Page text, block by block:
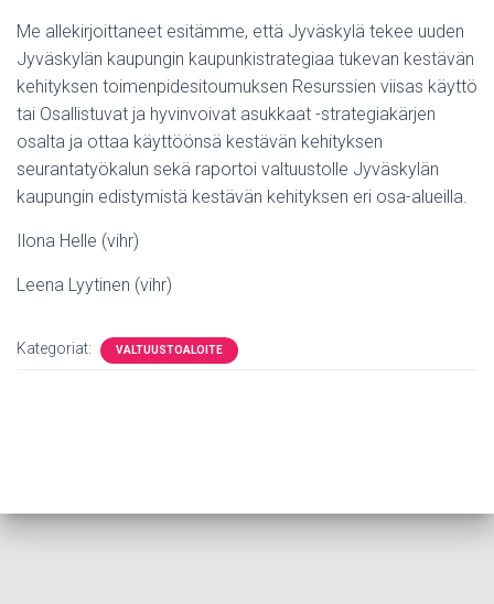
Me allekirjoittaneet esitämme, että Jyväskylä tekee uuden
Jyväskylän kaupungin kaupunkistrategiaa tukevan kestävän
kehityksen toimenpidesitoumuksen Resurssien viisas käyttö
tai Osallistuvat ja hyvinvoivat asukkaat -strategiakärjen
osalta ja ottaa käyttöönsä kestävän kehityksen
seurantatyökalun sekä raportoi valtuustolle Jyväskylän
kaupungin edistymistä kestävän kehityksen eri osa-alueilla.
Ilona Helle (vihr)
Leena Lyytinen (vihr)
Kategoriat: VALTUUSTOALOITE